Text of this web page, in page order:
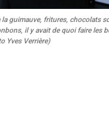
guimauve, fritures, chocolats
il y avait de quoi faire les
Yves Verrière)